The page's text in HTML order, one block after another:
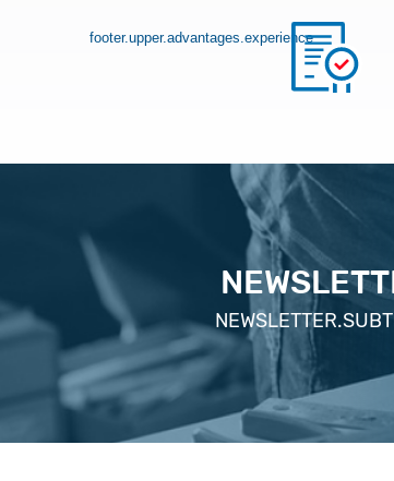
footer.upper.advantages.experience